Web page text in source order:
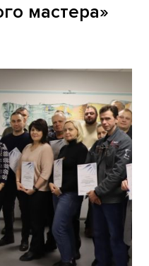
мастера»